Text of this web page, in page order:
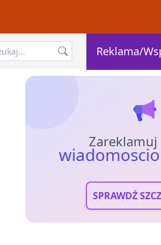
Reklama/
Zareklamuj
SPRAWDŹ